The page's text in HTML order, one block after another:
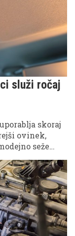
služi ročaj
skoraj
ovinek,
seže
A ta na videz
ima